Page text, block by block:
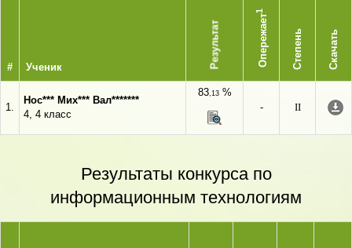
# Ученик Результат Опережает
1
Степень Скачать
1.
Нос*** Мих*** Вал*******
4, 4 класс
83,13%
-
II
Результаты конкурса по
информационным технологиям